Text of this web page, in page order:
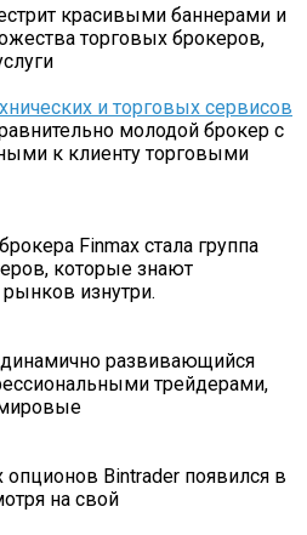
красивыми баннерами и
торговых брокеров,
и торговых сервисов
молодой брокер с
к клиенту торговыми
Finmax стала группа
которые знают
изнутри.
развивающийся
трейдерами,
Bintrader появился в
на свой